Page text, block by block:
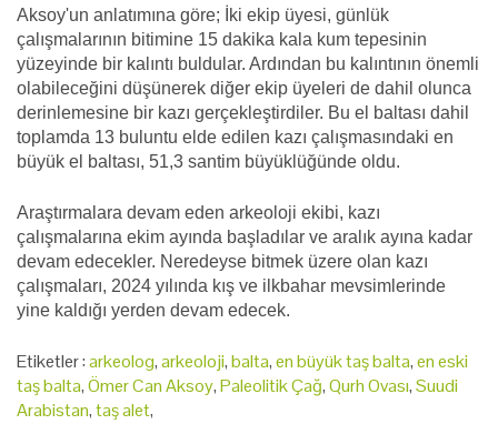
Aksoy'un anlatımına göre; İki ekip üyesi, günlük
çalışmalarının bitimine 15 dakika kala kum tepesinin
yüzeyinde bir kalıntı buldular. Ardından bu kalıntının önemli
olabileceğini düşünerek diğer ekip üyeleri de dahil olunca
derinlemesine bir kazı gerçekleştirdiler. Bu el baltası dahil
toplamda 13 buluntu elde edilen kazı çalışmasındaki en
büyük el baltası, 51,3 santim büyüklüğünde oldu.
Araştırmalara devam eden arkeoloji ekibi, kazı
çalışmalarına ekim ayında başladılar ve aralık ayına kadar
devam edecekler. Neredeyse bitmek üzere olan kazı
çalışmaları, 2024 yılında kış ve ilkbahar mevsimlerinde
yine kaldığı yerden devam edecek.
Etiketler :arkeolog,arkeoloji,balta,en büyük taş balta,en eski
taş balta,Ömer Can Aksoy,Paleolitik Çağ,Qurh Ovası,Suudi
Arabistan,taş alet,